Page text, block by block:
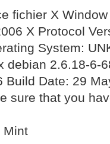
fichier X
X Protocol
System:
debian 2.6.18-6-
Build Date: 29
sure that you
Mint